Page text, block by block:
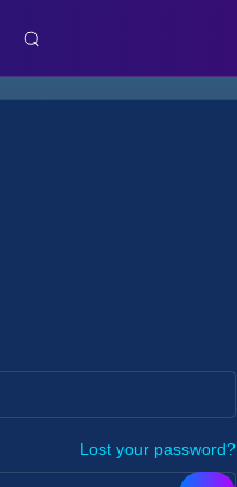
Lost your password?